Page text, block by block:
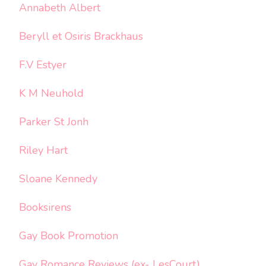
Annabeth Albert
Beryll et Osiris Brackhaus
F.V Estyer
K M Neuhold
Parker St Jonh
Riley Hart
Sloane Kennedy
Booksirens
Gay Book Promotion